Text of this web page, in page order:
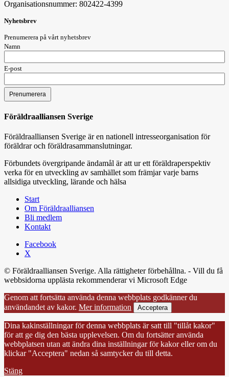
Organisationsnummer: 802422-4399
Nyhetsbrev
Prenumerera på vårt nyhetsbrev
Namn
E-post
Föräldraalliansen Sverige
Föräldraalliansen Sverige är en nationell intresseorganisation för
föräldrar och föräldrasammanslutningar.
Förbundets övergripande ändamål är att ur ett föräldraperspektiv
verka för en utveckling av samhället som främjar varje barns
allsidiga utveckling, lärande och hälsa
Start
Om Föräldraalliansen
Bli medlem
Kontakt
Facebook
X
© Föräldraalliansen Sverige. Alla rättigheter förbehållna. - Vill du få
webbsidorna upplästa rekommenderar vi Microsoft Edge
Genom att fortsätta använda denna webbplats godkänner du
användandet av kakor. Mer information Acceptera
Dina kakinställningar för denna webbplats är satt till "tillåt kakor"
för att ge dig den bästa upplevelsen. Om du fortsätter använda
webbplatsen utan att ändra dina inställningar för kakor eller om du
klickar "Acceptera" nedan så samtycker du till detta.
Stäng